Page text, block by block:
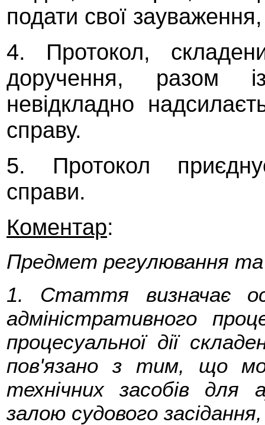
подати свої
4. Протокол,
доручення, разом
невідкладно
справу.
5. Протокол
справи.
Коментар:
Предмет регулювання та
1. Стаття визначає
адміністративного
процесуальної дії
пов'язано з тим, що
технічних засобів для
залою судового